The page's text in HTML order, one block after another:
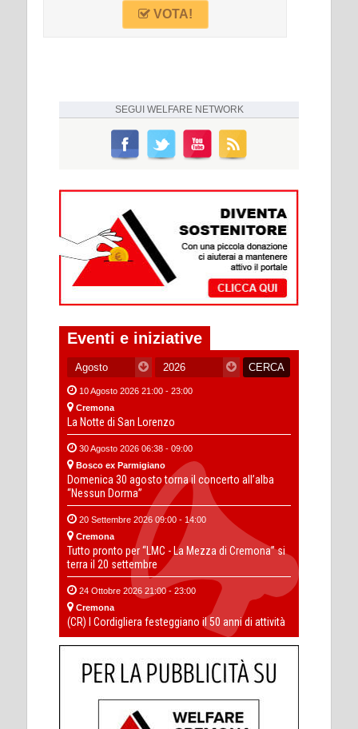
VOTA!
SEGUI WELFARE NETWORK
Eventi e iniziative
10 Agosto 2026 21:00 - 23:00
Cremona
La Notte di San Lorenzo
30 Agosto 2026 06:38 - 09:00
Bosco ex Parmigiano
Domenica 30 agosto torna il concerto all’alba
“Nessun Dorma”
20 Settembre 2026 09:00 - 14:00
Cremona
Tutto pronto per “LMC - La Mezza di Cremona” si
terra il 20 settembre
24 Ottobre 2026 21:00 - 23:00
Cremona
(CR) I Cordigliera festeggiano il 50 anni di attività